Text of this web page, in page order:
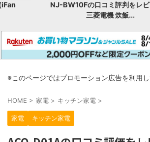
ュー！
ホームベーカリーの早焼き機能
つの違いとメリット...
※このページではプロモーション広告を利用し
HOME > 家電 > キッチン家電 >
家電 キッチン家電